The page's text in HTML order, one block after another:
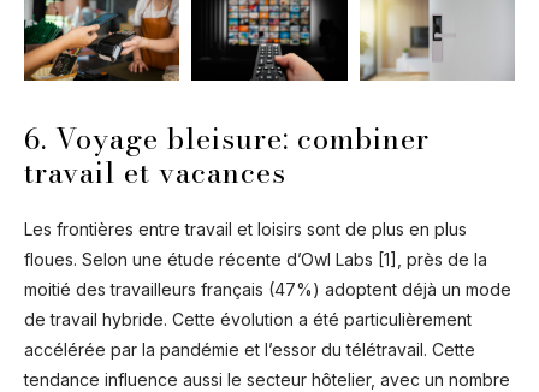
6. Voyage bleisure: combiner
travail et vacances
Les frontières entre travail et loisirs sont de plus en plus
floues. Selon une étude récente d’Owl Labs [1] , près de la
moitié des travailleurs français (47%) adoptent déjà un mode
de travail hybride. Cette évolution a été particulièrement
accélérée par la pandémie et l’essor du télétravail. Cette
tendance influence aussi le secteur hôtelier, avec un nombre